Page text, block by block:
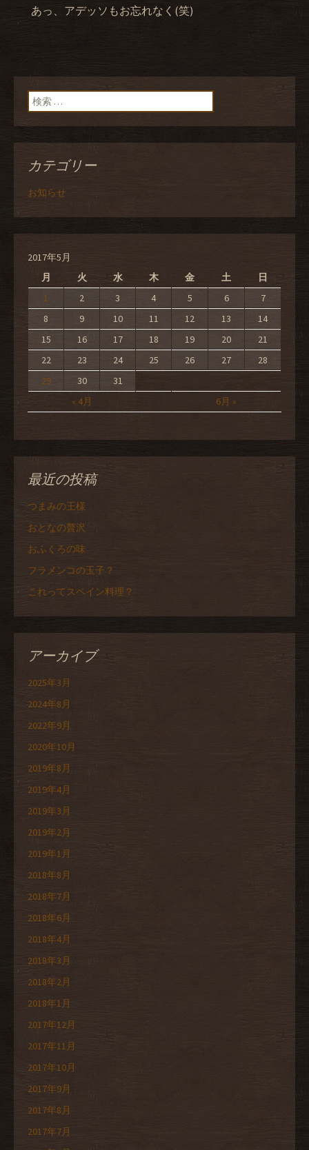
あっ、アデッソもお忘れなく(笑)
検索:
カテゴリー
お知らせ
2017年5月
月
火 水 木 金 土 日
« 4月 6月 »
1 2 3 4 5 6
7
8
9 10 11 12 13
14
15
16 17 18 19 20
21
22
23 24 25 26 27
28
29
30 31
最近の投稿
つまみの王様
おとなの贅沢
おふくろの味
フラメンコの玉子？
これってスペイン料理？
アーカイブ
2025年3月
2024年8月
2022年9月
2020年10月
2019年8月
2019年4月
2019年3月
2019年2月
2019年1月
2018年8月
2018年7月
2018年6月
2018年4月
2018年3月
2018年2月
2018年1月
2017年12月
2017年11月
2017年10月
2017年9月
2017年8月
2017年7月